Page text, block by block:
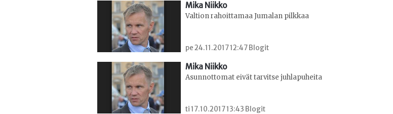
Mika Niikko
Valtion rahoittamaa Jumalan pilkkaa
pe 24.11.2017 12:47 Blogit
Mika Niikko
Asunnottomat eivät tarvitse juhlapuheita
ti 17.10.2017 13:43 Blogit